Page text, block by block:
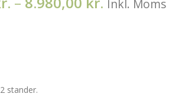
Inkl. Moms
stander.